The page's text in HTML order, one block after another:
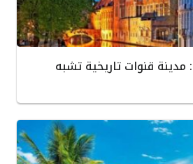
مدينة قنوات تاريخية تشبه